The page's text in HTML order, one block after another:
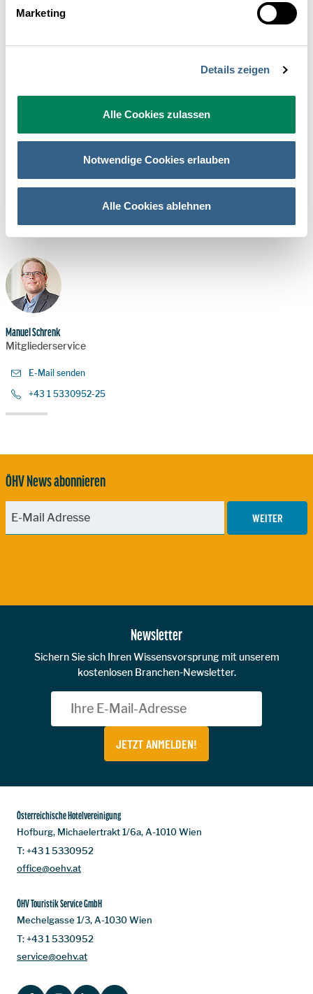
Marketing
Details zeigen
Alle Cookies zulassen
Notwendige Cookies erlauben
Alle Cookies ablehnen
Was kostet eine Gastro-Mitgliedschaft?
ÖHV-Beitrittserklärung Gastro-Mitgliedschaft
Diese Gastrononmiebetriebe sind schon ÖHV-Mitglied:
zur Liste!
Manuel Schrenk
Mitgliederservice
E-Mail senden
+43 1 5330952-25
ÖHV News abonnieren
WEITER
Newsletter
Sichern Sie sich Ihren Wissensvorsprung mit unserem
kostenlosen Branchen-Newsletter.
JETZT ANMELDEN!
Österreichische Hotelvereinigung
Hofburg, Michaelertrakt 1/6a, A-1010 Wien
T:+43 1 5330952
office@oehv.at
ÖHV Touristik Service GmbH
Mechelgasse 1/3, A-1030 Wien
T:+43 1 5330952
service@oehv.at